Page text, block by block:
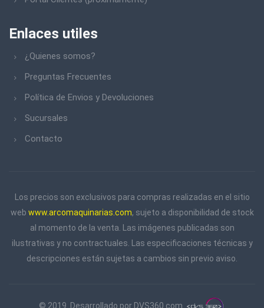
Enlaces utiles
¿Quienes somos?
Preguntas Frecuentes
Política de Envios y Devoluciones
Sucursales
Contacto
Los precios son exclusivos para compras realizadas en el sitio
web www.arcomaquinarias.com, sujeto a disponibilidad de stock
al momento de la venta. Las imágenes publicadas son
ilustrativas y no contractuales. Las especificaciones técnicas y
descripciones están sujetas a cambios sin previo aviso.
© 2019. Desarrollado por DVS360.com